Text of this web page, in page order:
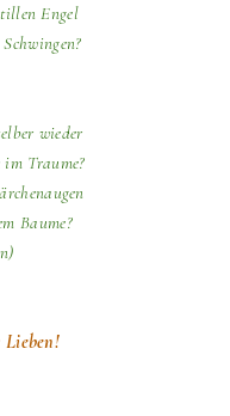
Engel
wieder
Traume?
Baume?